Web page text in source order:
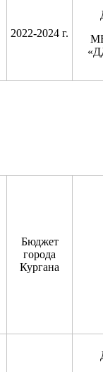
2022-2024 г.
Бюджет
города
Кургана